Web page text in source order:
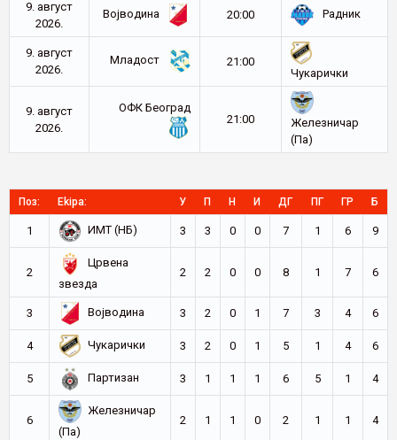
9. август
2026.
Војводина 20:00 Радник
9. август
2026.
Младост
21:00
Чукарички
9. август
2026.
ОФК Београд
21:00
Железничар
(Па)
Поз: Ekipa: У П Н И ДГ ПГ ГР Б
1 ИМТ (НБ) 3 3 0 0 7 1 6 9
2
Црвена
звезда
2 2 0 0 8 1 7 6
3 Војводина 3 2 0 1 7 3 4 6
4 Чукарички 3 2 0 1 5 1 4 6
5 Партизан 3 1 1 1 6 5 1 4
6
Железничар
(Па)
2 1 1 0 2 1 1 4